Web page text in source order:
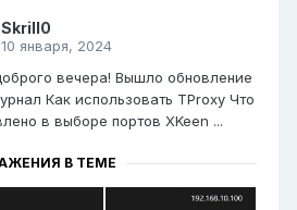
Skrill0
10 января, 2024
вечера! Вышло обновление
Как использовать TProxy Что
в выборе портов XKeen ...
В ТЕМЕ